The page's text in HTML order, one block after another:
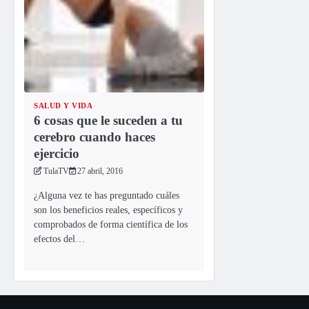
SALUD Y VIDA
6 cosas que le suceden a tu
cerebro cuando haces
ejercicio
TulaTV 27 abril, 2016
¿Alguna vez te has preguntado cuáles
son los beneficios reales, específicos y
comprobados de forma científica de los
efectos del…